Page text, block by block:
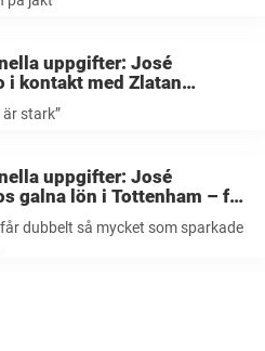
uppgifter: José
i kontakt med Zlatan
är stark”
uppgifter: José
galna lön i Tottenham – får
så mycket som Pochettino
dubbelt så mycket som sparkade